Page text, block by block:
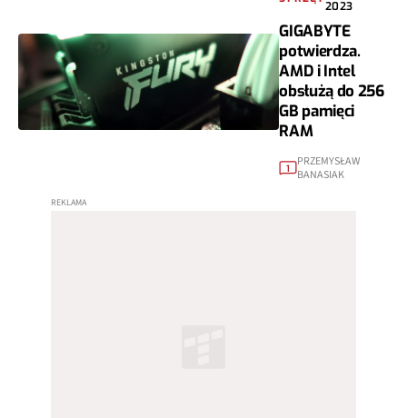
2023
GIGABYTE
potwierdza.
AMD i Intel
obsłużą do 256
GB pamięci
RAM
1
PRZEMYSŁAW
BANASIAK